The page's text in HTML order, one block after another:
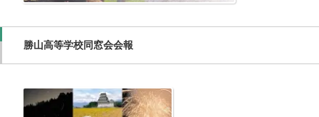
勝山高等学校同窓会会報